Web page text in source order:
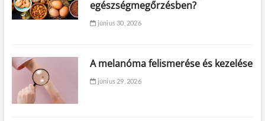
egészségmegőrzésben?
június 30, 2026
A melanóma felismerése és kezelése
június 29, 2026